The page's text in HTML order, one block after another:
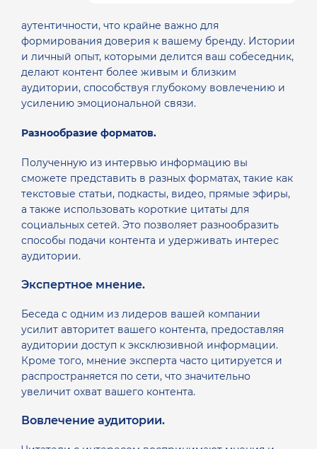
аутентичности, что крайне важно для
формирования доверия к вашему бренду. Истории
и личный опыт, которыми делится ваш собеседник,
делают контент более живым и близким
аудитории, способствуя глубокому вовлечению и
усилению эмоциональной связи.
Разнообразие форматов.
Полученную из интервью информацию вы
сможете представить в разных форматах, такие как
текстовые статьи, подкасты, видео, прямые эфиры,
а также использовать короткие цитаты для
социальных сетей. Это позволяет разнообразить
способы подачи контента и удерживать интерес
аудитории.
Экспертное мнение.
Беседа с одним из лидеров вашей компании
усилит авторитет вашего контента, предоставляя
аудитории доступ к эксклюзивной информации.
Кроме того, мнение эксперта часто цитируется и
распространяется по сети, что значительно
увеличит охват вашего контента.
Вовлечение аудитории.